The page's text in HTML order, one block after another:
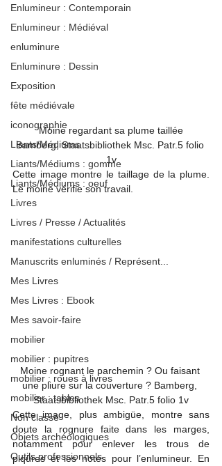
Enlumineur : Contemporain
Enlumineur : Médiéval
enluminure
Enluminure : Dessin
Exposition
fête médiévale
iconographie
Liants/Médiums
Liants/Médiums : gomme
Liants/Médiums : oeuf
Livres
Livres / Presse / Actualités
manifestations culturelles
Manuscrits enluminés / Représent...
Mes Livres
Mes Livres : Ebook
Mes savoir-faire
mobilier
mobilier : pupitres
mobilier : roues à livres
mobilier : tables
Non classé
Objets archéologiques
Outils professionnels
Moine regardant sa plume taillée
Bamberg, Staatsbibliothek Msc. Patr.5 folio
1v
Cette image montre le taillage de la plume.
Le moine vérifie son travail.
Moine rognant le parchemin ? Ou faisant
une pliure sur la couverture ? Bamberg,
Staatsbibliothek Msc. Patr.5 folio 1v
Cette image, plus ambigüe, montre sans
doute la rognure faite dans les marges,
notamment pour enlever les trous de
piqûres et les notes pour l’enlumineur. En